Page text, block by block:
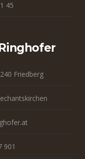
45
Friedberg
901